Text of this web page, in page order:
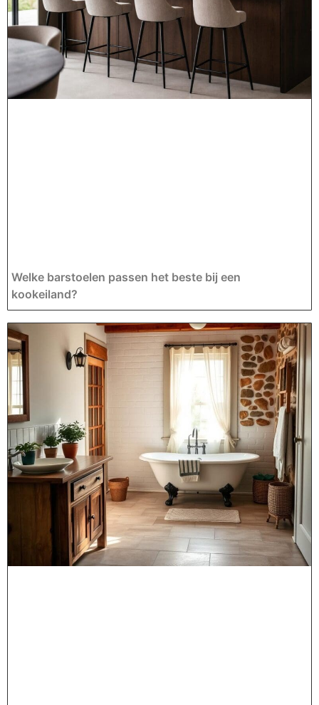
Welke barstoelen passen het beste bij een
kookeiland?